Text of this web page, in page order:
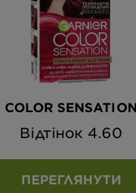
COLOR SENSATION
Відтінок 4.60
ПЕРЕГЛЯНУТИ